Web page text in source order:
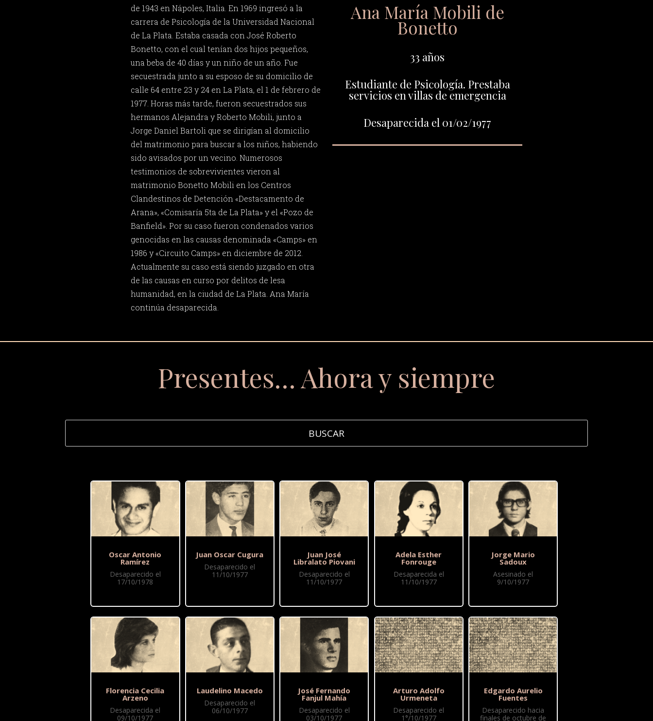
de 1943 en Nápoles, Italia. En 1969 ingresó a la
carrera de Psicología de la Universidad Nacional
de La Plata. Estaba casada con José Roberto
Bonetto, con el cual tenían dos hijos pequeños,
una beba de 40 días y un niño de un año. Fue
secuestrada junto a su esposo de su domicilio de
calle 64 entre 23 y 24 en La Plata, el 1 de febrero de
1977. Horas más tarde, fueron secuestrados sus
hermanos Alejandra y Roberto Mobili, junto a
Jorge Daniel Bartoli que se dirigían al domicilio
del matrimonio para buscar a los niños, habiendo
sido avisados por un vecino. Numerosos
testimonios de sobrevivientes vieron al
matrimonio Bonetto Mobili en los Centros
Clandestinos de Detención «Destacamento de
Arana», «Comisaría 5ta de La Plata» y el «Pozo de
Banfield». Por su caso fueron condenados varios
genocidas en las causas denominada «Camps» en
1986 y «Circuito Camps» en diciembre de 2012.
Actualmente su caso está siendo juzgado en otra
de las causas en curso por delitos de lesa
humanidad, en la ciudad de La Plata. Ana María
continúa desaparecida.
Ana María Mobili de
Bonetto
33 años
Estudiante de Psicología. Prestaba
servicios en villas de emergencia
Desaparecida el 01/02/1977
Presentes… Ahora y siempre
Oscar Antonio
Ramírez
Desaparecido el
17/10/1978
Florencia Cecilia
Arzeno
Desaparecida el
09/10/1977
Juan Oscar Cugura
Desaparecido el
11/10/1977
Laudelino Macedo
Desaparecido el
06/10/1977
Juan José
Libralato Piovani
Desaparecido el
11/10/1977
José Fernando
Fanjul Mahía
Desaparecido el
03/10/1977
Adela Esther
Fonrouge
Desaparecida el
11/10/1977
Arturo Adolfo
Urmeneta
Desaparecido el
1°/10/1977
Jorge Mario
Sadoux
Asesinado el
9/10/1977
Edgardo Aurelio
Fuentes
Desaparecido hacia
finales de octubre de